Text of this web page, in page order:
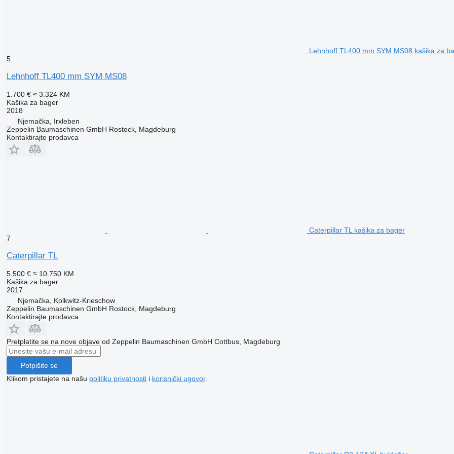
Lehnhoff TL400 mm SYM MS08 kašika za
5
Lehnhoff TL400 mm SYM MS08
1.700 € ≈ 3.324 KM
Kašika za bager
2018
Njemačka, Irxleben
Zeppelin Baumaschinen GmbH Rostock, Magdeburg
Kontaktirajte prodavca
Caterpillar TL kašika za bager
7
Caterpillar TL
5.500 € ≈ 10.750 KM
Kašika za bager
2017
Njemačka, Kolkwitz-Krieschow
Zeppelin Baumaschinen GmbH Rostock, Magdeburg
Kontaktirajte prodavca
Pretplatite se na nove objave od Zeppelin Baumaschinen GmbH Cottbus, Magdeburg
Potpišite se
Klikom pristajete na našu politiku privatnostii korisnički ugovor.